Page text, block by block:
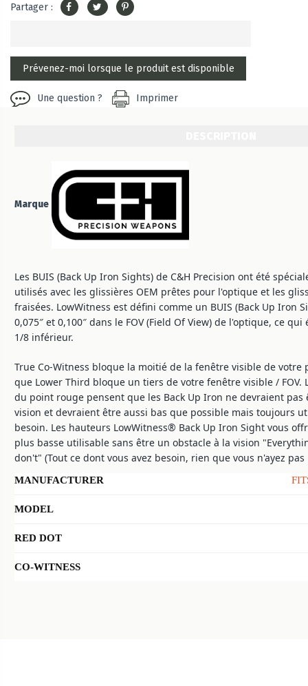
Partager :
Une question ? Imprimer
Marque
Les BUIS (Back Up Iron Sights) de C&H Precision ont été
utilisés avec les glissières OEM prêtes pour l'optique et les
fraisées. LowWitness est défini comme un BUIS (Back Up Iron
0,075″ et 0,100″ dans le FOV (Field Of View) de l'optique, ce
1/8 inférieur.
True Co-Witness bloque la moitié de la fenêtre visible de votre
que Lower Third bloque un tiers de votre fenêtre visible / FOV.
du point rouge pensent que les Back Up Iron ne devraient pas
vision et devraient être aussi bas que possible mais toujours
besoin. Les hauteurs LowWitness® Back Up Iron Sight vous
plus basse utilisable sans être un obstacle à la vision
don't" (Tout ce dont vous avez besoin, rien que vous n'ayez pas
MANUFACTURER
MODEL
RED DOT
CO-WITNESS